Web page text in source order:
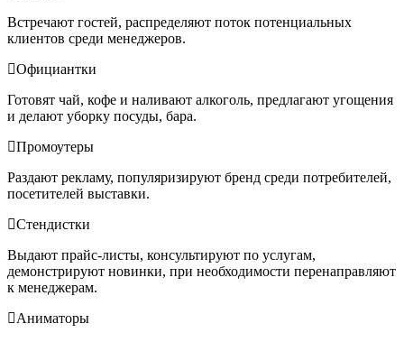
Встречают гостей, распределяют поток потенциальных
клиентов среди менеджеров.
Официантки
Готовят чай, кофе и наливают алкоголь, предлагают угощения
и делают уборку посуды, бара.
Промоутеры
Раздают рекламу, популяризируют бренд среди потребителей,
посетителей выставки.
Стендистки
Выдают прайс-листы, консультируют по услугам,
демонстрируют новинки, при необходимости перенаправляют
к менеджерам.
Аниматоры